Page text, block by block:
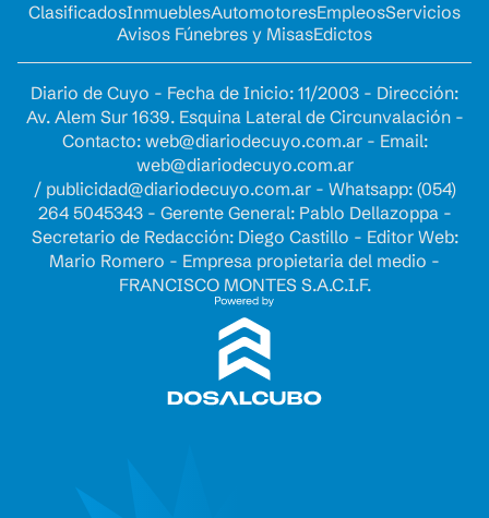
ClasificadosInmueblesAutomotoresEmpleosServicios
Avisos Fúnebres y MisasEdictos
Diario de Cuyo - Fecha de Inicio: 11/2003 - Dirección:
Av. Alem Sur 1639. Esquina Lateral de Circunvalación -
Contacto: web@diariodecuyo.com.ar- Email:
web@diariodecuyo.com.ar
/ publicidad@diariodecuyo.com.ar- Whatsapp: (054)
264 5045343 - Gerente General: Pablo Dellazoppa -
Secretario de Redacción: Diego Castillo - Editor Web:
Mario Romero - Empresa propietaria del medio -
FRANCISCO MONTES S.A.C.I.F.